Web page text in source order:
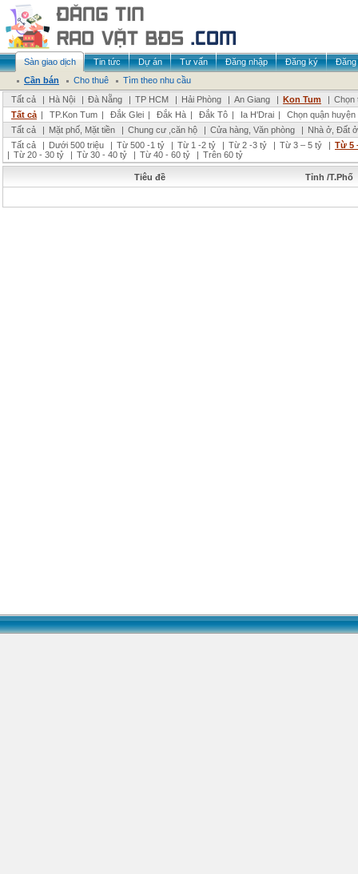
Sàn giao dịch Tin tức Dự án Tư vấn Đăng nhập Đăng ký
Đăng
Cần bán
Cho thuê
Tìm theo nhu cầu
Tất cả
| Hà Nội | Đà Nẵng | TP HCM | Hải Phòng | An Giang | Kon Tum | Chọn
Tất cả | TP.Kon Tum | Đắk Glei | Đắk Hà | Đắk Tô | Ia H'Drai |
Chọn quận huyện
Tất cả
| Mặt phố, Mặt tiền | Chung cư ,căn hộ | Cửa hàng, Văn phòng | Nhà ở, Đất ở
Tất cả
| Dưới 500 triệu | Từ 500 -1 tỷ | Từ 1 -2 tỷ | Từ 2 -3 tỷ | Từ 3 – 5 tỷ | Từ 5
| Từ 20 - 30 tỷ | Từ 30 - 40 tỷ | Từ 40 - 60 tỷ | Trên 60 tỷ
Tiêu đề Tỉnh /T.Phố